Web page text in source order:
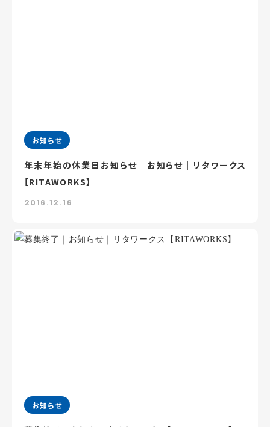
お知らせ
年末年始の休業日お知らせ｜お知らせ｜リタワークス
【RITAWORKS】
2016.12.16
お知らせ